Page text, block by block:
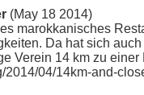
(May 18 2014)
marokkanisches
Da hat sich
Verein 14 km zu
2014/04/14km-and-